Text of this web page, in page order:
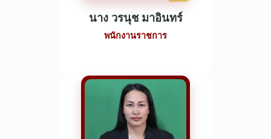
นาง วรนุช มาอินทร์
พนักงานราชการ